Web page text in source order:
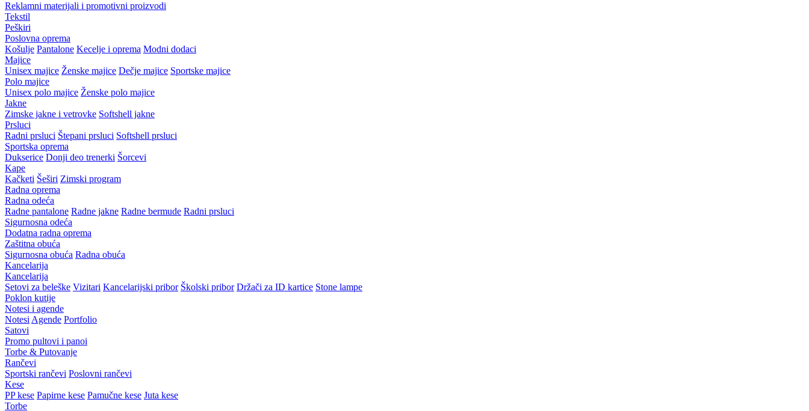
Reklamni materijali i promotivni proizvodi
Tekstil
Peškiri
Poslovna oprema
Košulje Pantalone Kecelje i oprema Modni dodaci
Majice
Unisex majice Ženske majice Dečje majice Sportske majice
Polo majice
Unisex polo majice Ženske polo majice
Jakne
Zimske jakne i vetrovke Softshell jakne
Prsluci
Radni prsluci Štepani prsluci Softshell prsluci
Sportska oprema
Dukserice Donji deo trenerki Šorcevi
Kape
Kačketi Šeširi Zimski program
Radna oprema
Radna odeća
Radne pantalone Radne jakne Radne bermude Radni prsluci
Sigurnosna odeća
Dodatna radna oprema
Zaštitna obuća
Sigurnosna obuća Radna obuća
Kancelarija
Kancelarija
Setovi za beleške Vizitari Kancelarijski pribor Školski pribor Držači za ID kartice Stone lampe
Poklon kutije
Notesi i agende
Notesi Agende Portfolio
Satovi
Promo pultovi i panoi
Torbe & Putovanje
Rančevi
Sportski rančevi Poslovni rančevi
Kese
PP kese Papirne kese Pamučne kese Juta kese
Torbe